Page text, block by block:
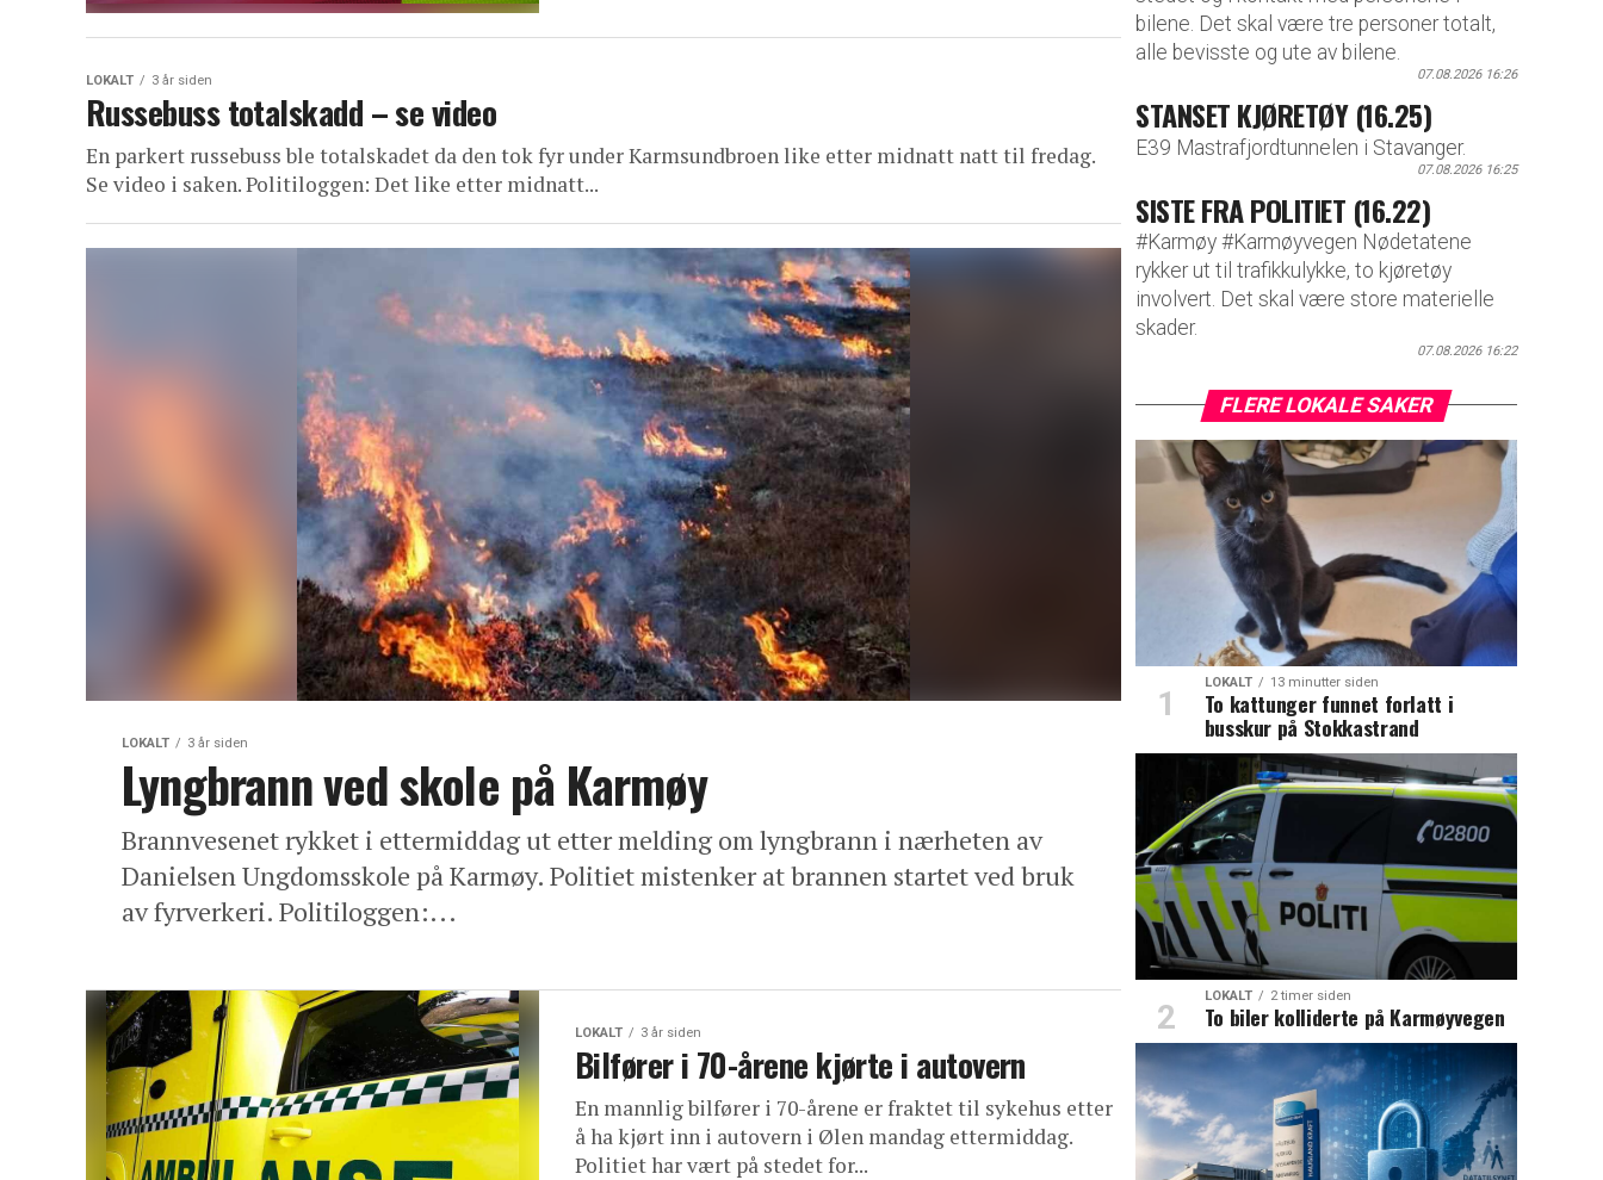
LOKALT 3 år siden
Russebuss totalskadd – se video
En parkert russebuss ble totalskadet da den tok fyr under Karmsundbroen like etter midnatt natt til fredag.
Se video i saken. Politiloggen: Det like etter midnatt...
LOKALT 3 år siden
Lyngbrann ved skole på Karmøy
Brannvesenet rykket i ettermiddag ut etter melding om lyngbrann i nærheten av
Danielsen Ungdomsskole på Karmøy. Politiet mistenker at brannen startet ved bruk
av fyrverkeri. Politiloggen:...
LOKALT 3 år siden
Bilfører i 70-årene kjørte i autovern
En mannlig bilfører i 70-årene er fraktet til sykehus etter
å ha kjørt inn i autovern i Ølen mandag ettermiddag.
Politiet har vært på stedet for...
bilene. Det skal være tre personer totalt,
alle bevisste og ute av bilene.
07.08.2026 16:26
STANSET KJØRETØY (16.25)
E39 Mastrafjordtunnelen i Stavanger.
07.08.2026 16:25
SISTE FRA POLITIET (16.22)
#Karmøy #Karmøyvegen Nødetatene
rykker ut til trafikkulykke, to kjøretøy
involvert. Det skal være store materielle
skader.
07.08.2026 16:22
FLERE LOKALE SAKER
LOKALT 13 minutter siden
To kattunger funnet forlatt i
busskur på Stokkastrand
LOKALT 2 timer siden
To biler kolliderte på Karmøyvegen